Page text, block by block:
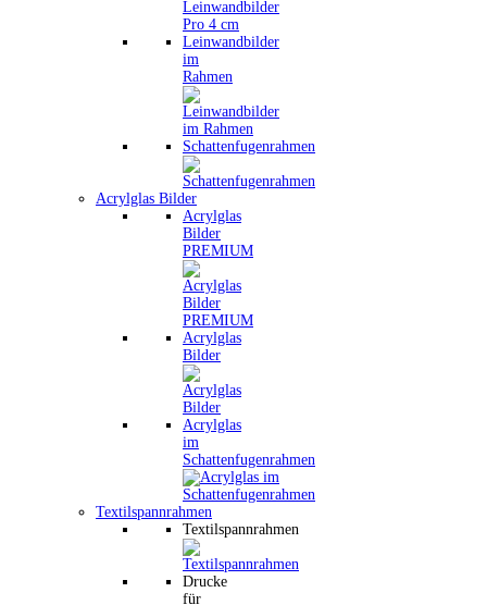
Leinwandbilder
im
Rahmen
Schattenfugenrahmen
Acrylglas Bilder
Acrylglas
Bilder
PREMIUM
Acrylglas
Bilder
Acrylglas
im
Schattenfugenrahmen
Textilspannrahmen
Textilspannrahmen
Drucke
für